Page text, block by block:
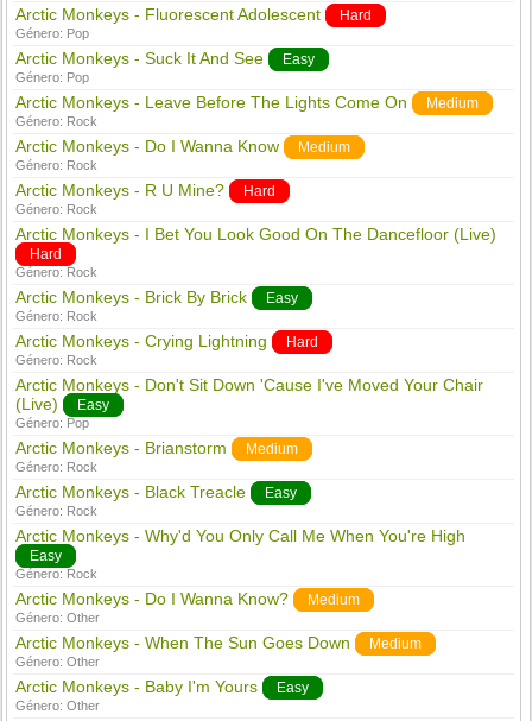
Arctic Monkeys - Fluorescent Adolescent Hard
Género: Pop
Arctic Monkeys - Suck It And See Easy
Género: Pop
Arctic Monkeys - Leave Before The Lights Come On Medium
Género: Rock
Arctic Monkeys - Do I Wanna Know Medium
Género: Rock
Arctic Monkeys - R U Mine? Hard
Género: Rock
Arctic Monkeys - I Bet You Look Good On The Dancefloor (Live)
Hard
Género: Rock
Arctic Monkeys - Brick By Brick Easy
Género: Rock
Arctic Monkeys - Crying Lightning Hard
Género: Rock
Arctic Monkeys - Don't Sit Down 'Cause I've Moved Your Chair
(Live)
Easy
Género: Pop
Arctic Monkeys - Brianstorm Medium
Género: Rock
Arctic Monkeys - Black Treacle Easy
Género: Rock
Arctic Monkeys - Why'd You Only Call Me When You're High
Easy
Género: Rock
Arctic Monkeys - Do I Wanna Know? Medium
Género:Other
Arctic Monkeys - When The Sun Goes Down Medium
Género:Other
Arctic Monkeys - Baby I'm Yours Easy
Género:Other